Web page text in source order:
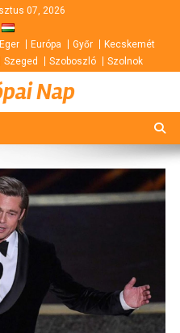
07, 2026
Eger Európa Győr
Kecskemét
Szeged Szoboszló Szolnok
Nap